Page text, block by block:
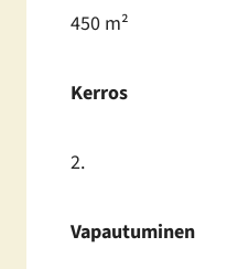
450 m²
Kerros
2.
Vapautuminen